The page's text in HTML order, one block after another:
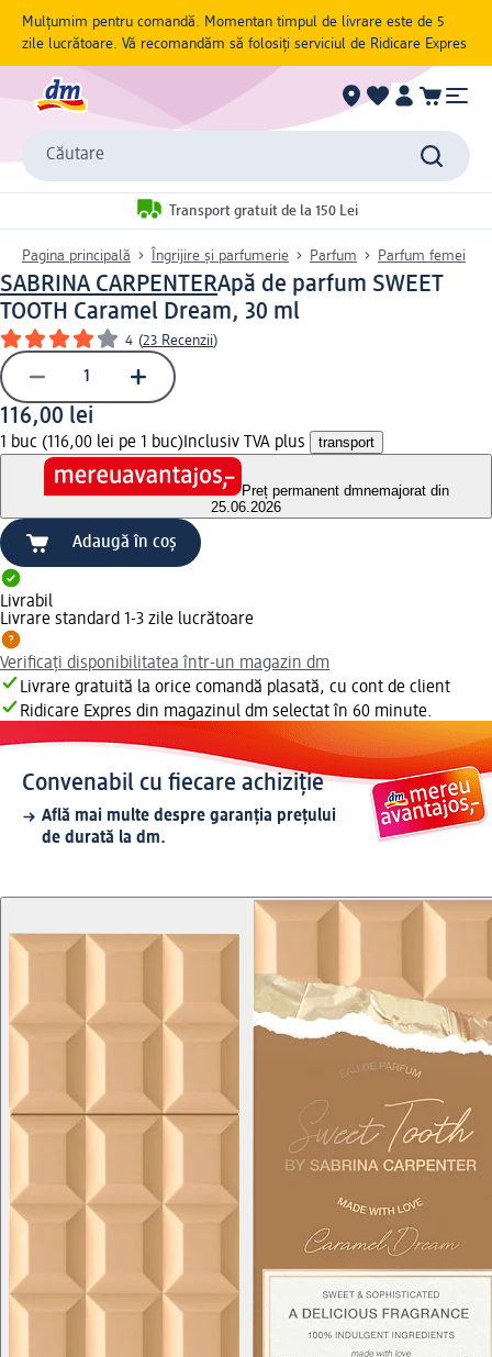
Mulțumim pentru comandă. Momentan timpul de livrare este de 5
zile lucrătoare. Vă recomandăm să folosiți serviciul de Ridicare Expres
Căutare
Transport gratuit de la 150 Lei
Pagina principală Îngrijire și parfumerie Parfum Parfum femei
SABRINA CARPENTERApă de parfum SWEET
TOOTH Caramel Dream, 30 ml
4 (23 Recenzii)
116,00 lei
1 buc (116,00 lei pe 1 buc) Inclusiv TVA plus transport
Preț permanent dmnemajorat din
25.06.2026
Adaugă în coș
Livrabil
Livrare standard 1-3 zile lucrătoare
Verificați disponibilitatea într-un magazin dm
Livrare gratuită la orice comandă plasată, cu cont de client
Ridicare Expres din magazinul dm selectat în 60 minute.
Convenabil cu fiecare achiziție
Află mai multe despre garanția prețului
de durată la dm.